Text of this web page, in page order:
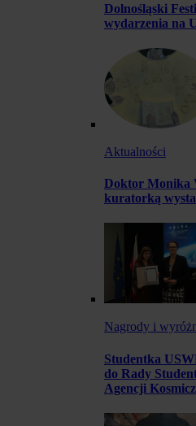
Dolnośląski
wydarzenia na
Aktualności
Doktor Monika
kuratorką
Nagrody i
Studentka
do Rady
Agencji